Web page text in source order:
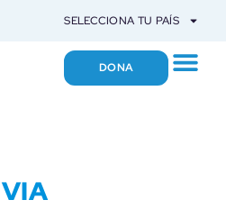
SELECCIONA TU PAÍS
DONA